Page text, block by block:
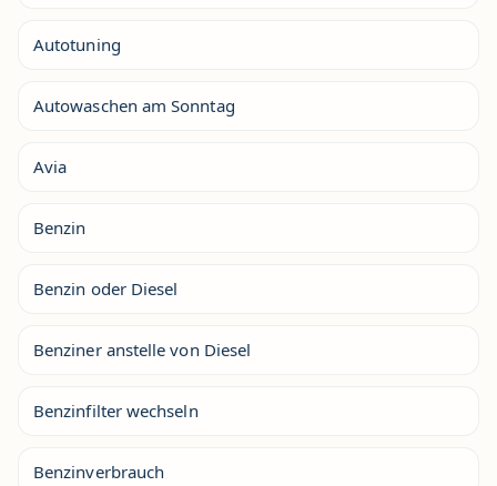
Autotuning
Autowaschen am Sonntag
Avia
Benzin
Benzin oder Diesel
Benziner anstelle von Diesel
Benzinfilter wechseln
Benzinverbrauch